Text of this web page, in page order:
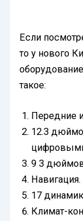
Если
то у нового
такое:
Передние
12.3
9 3
Навигация.
17
Климат-